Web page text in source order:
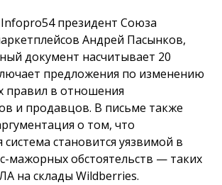
Infopro54президент Союза
Андрей Пасынков,
документ насчитывает 20
предложения по изменению
правил в отношения
и продавцов. В письме также
о том, что
становится уязвимой в
мажорных обстоятельств — таких
на склады Wildberries.